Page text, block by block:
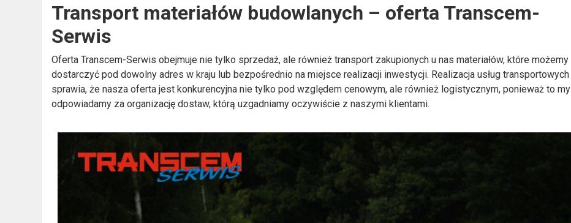
Transport materiałów budowlanych – oferta Transcem-
Serwis
Oferta Transcem-Serwis obejmuje nie tylko sprzedaż, ale również transport zakupionych u nas materiałów, które możemy
dostarczyć pod dowolny adres w kraju lub bezpośrednio na miejsce realizacji inwestycji. Realizacja usług transportowych
sprawia, że nasza oferta jest konkurencyjna nie tylko pod względem cenowym, ale również logistycznym, ponieważ to my
odpowiadamy za organizację dostaw, którą uzgadniamy oczywiście z naszymi klientami.